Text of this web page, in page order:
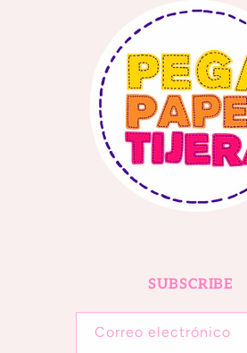
SUBSCRIBE
Correo electrónico